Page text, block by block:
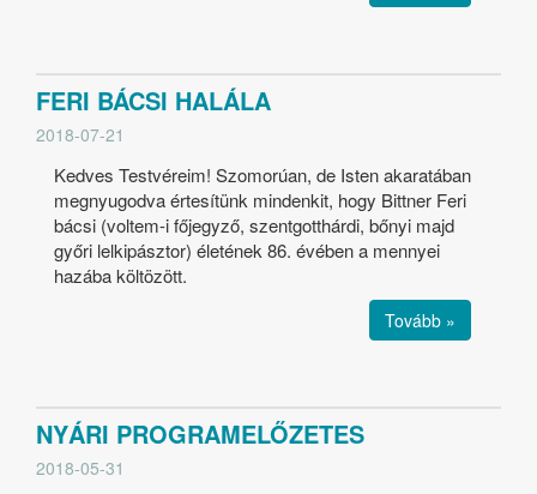
FERI BÁCSI HALÁLA
2018-07-21
Kedves Testvéreim! Szomorúan, de Isten akaratában
megnyugodva értesítünk mindenkit, hogy Bittner Feri
bácsi (voltem-i főjegyző, szentgotthárdi, bőnyi majd
győri lelkipásztor) életének 86. évében a mennyei
hazába költözött.
Tovább »
NYÁRI PROGRAMELŐZETES
2018-05-31